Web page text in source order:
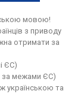
мовою!
з приводу
отримати за
ЄС)
за межами ЄС)
українською та